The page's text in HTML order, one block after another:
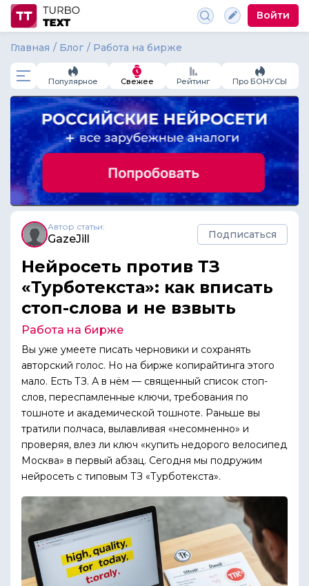
Войти
Главная Блог Работа на бирже
Популярное Свежее Рейтинг Про БОНУСЫ
Автор статьи:
GazeJill Подписаться
Нейросеть против ТЗ
«Турботекста»: как вписать
стоп-слова и не взвыть
Работа на бирже
Вы уже умеете писать черновики и сохранять
авторский голос. Но на бирже копирайтинга этого
мало. Есть ТЗ. А в нём — священный список стоп-
слов, переспамленные ключи, требования по
тошноте и академической тошноте. Раньше вы
тратили полчаса, вылавливая «несомненно» и
проверяя, влез ли ключ «купить недорого велосипед
Москва» в первый абзац. Сегодня мы подружим
нейросеть с типовым ТЗ «Турботекста».